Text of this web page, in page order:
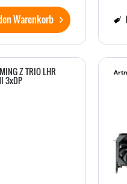
Warenkorb
Z TRIO LHR
3xDP